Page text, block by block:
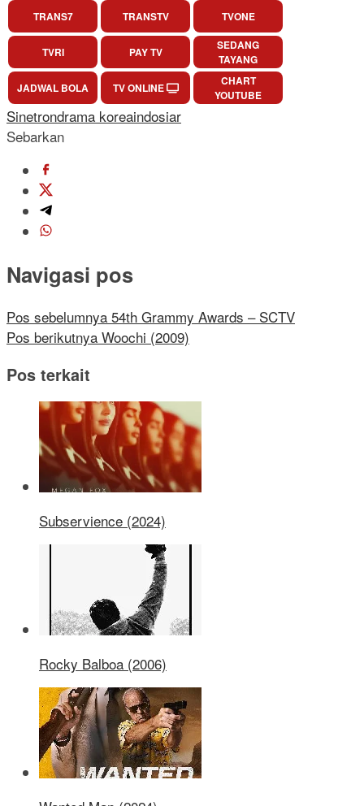
TRANS7 TRANSTV TVONE
TVRI PAY TV
SEDANG
TAYANG
JADWAL BOLA
TV ONLINE
CHART
YOUTUBE
Sinetrondrama koreaindosiar
Sebarkan
Navigasi pos
Pos sebelumnya 54th Grammy Awards – SCTV
Pos berikutnya Woochi (2009)
Pos terkait
Subservience (2024)
Rocky Balboa (2006)